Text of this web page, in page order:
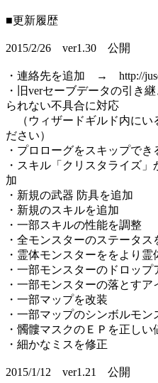
■更新履歴
2015/2/26 ver1.30 公開
・連絡先を追加 → http://
・旧verセーブデータの引き
られない不具合に対応
（ウィザードギルド内にい
ださい）
・プロローグをスキップでき
・スキル「クリスタライズ
加
・新規の武器 防具を追加
・新規のスキルを追加
・一部スキルの性能を調整
・全モンスターのステータス
・霊体モンスターををより
・一部モンスターのドロップ
・一部モンスターの落とす
・一部マップを改装
・一部マップのシンボルモ
・髑髏マスクのＥＰを正し
・細かなミスを修正
2015/1/12 ver1.21 公開